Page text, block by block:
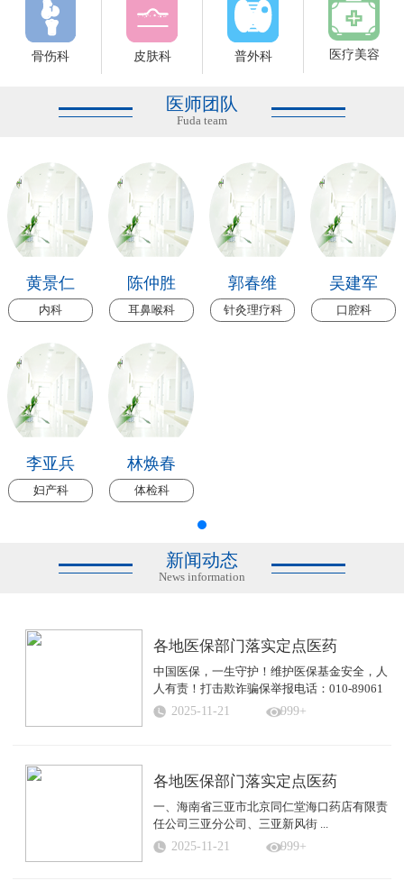
骨伤科 皮肤科 普外科 医疗美容
医师团队
Fuda team
黄景仁
内科
陈仲胜
耳鼻喉科
郭春维
针灸理疗科
吴建军
口腔科
李亚兵
妇产科
林焕春
体检科
新闻动态
News information
各地医保部门落实定点医药
中国医保，一生守护！维护医保基金安全，人
人有责！打击欺诈骗保举报电话：010-89061
...
2025-11-21 999+
各地医保部门落实定点医药
一、海南省三亚市北京同仁堂海口药店有限责
任公司三亚分公司、三亚新风街 ...
2025-11-21 999+